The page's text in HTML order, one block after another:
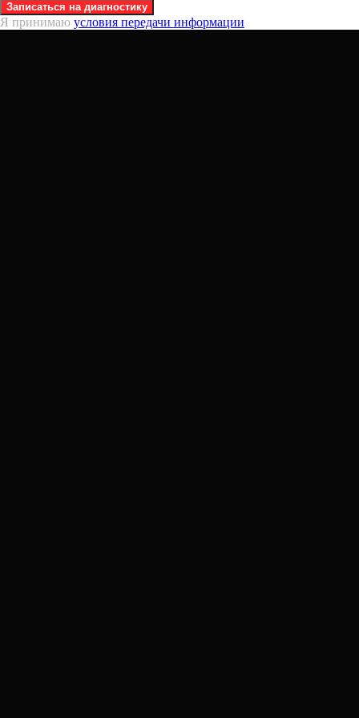
Записаться на диагностику
Я принимаю условия передачи информации